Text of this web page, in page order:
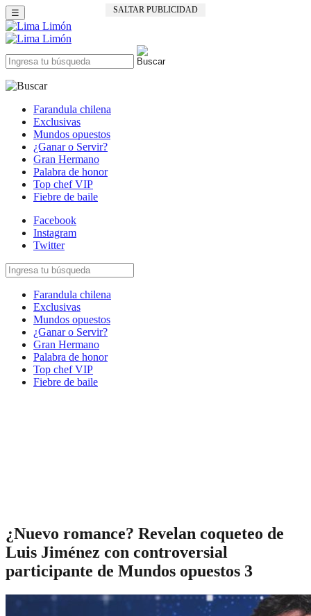
SALTAR PUBLICIDAD
☰
Farandula chilena
Exclusivas
Mundos opuestos
¿Ganar o Servir?
Gran Hermano
Palabra de honor
Top chef VIP
Fiebre de baile
Facebook
Instagram
Twitter
Farandula chilena
Exclusivas
Mundos opuestos
¿Ganar o Servir?
Gran Hermano
Palabra de honor
Top chef VIP
Fiebre de baile
¿Nuevo romance? Revelan coqueteo de
Luis Jiménez con controversial
participante de Mundos opuestos 3